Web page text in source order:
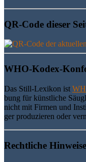
QR-Code die­ser
WHO-Kodex-
Das Still-Lexi­kon ist
bung für künst­li­che
nicht mit Fir­men und
ger pro­du­zie­ren oder
Recht­li­che Hinweise